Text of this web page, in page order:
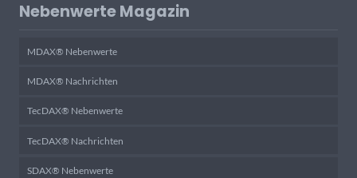
Nebenwerte Magazin
MDAX® Nebenwerte
MDAX® Nachrichten
TecDAX® Nebenwerte
TecDAX® Nachrichten
SDAX® Nebenwerte